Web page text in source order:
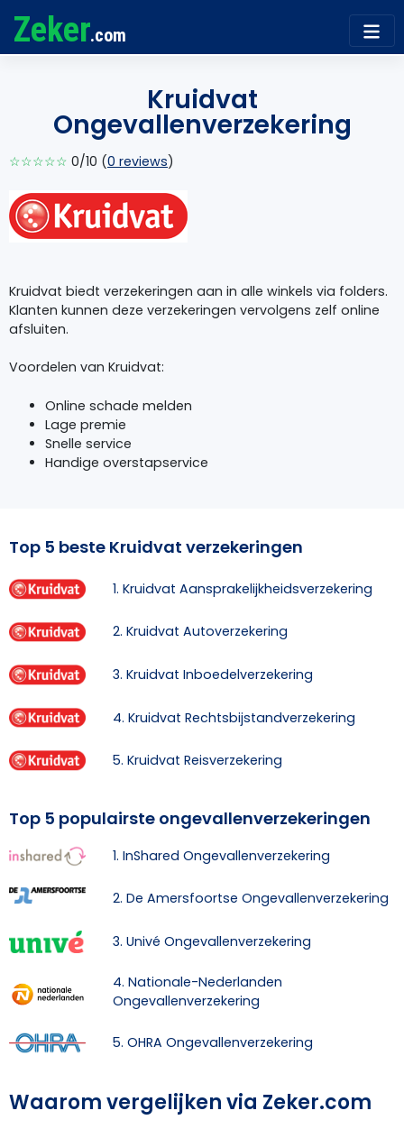
Zeker.com
Kruidvat
Ongevallenverzekering
☆☆☆☆☆ 0/10 (0 reviews)
Kruidvat biedt verzekeringen aan in alle winkels via folders.
Klanten kunnen deze verzekeringen vervolgens zelf online
afsluiten.
Voordelen van Kruidvat:
Online schade melden
Lage premie
Snelle service
Handige overstapservice
Top 5 beste Kruidvat verzekeringen
1. Kruidvat Aansprakelijkheidsverzekering
2. Kruidvat Autoverzekering
3. Kruidvat Inboedelverzekering
4. Kruidvat Rechtsbijstandverzekering
5. Kruidvat Reisverzekering
Top 5 populairste ongevallenverzekeringen
1. InShared Ongevallenverzekering
2. De Amersfoortse Ongevallenverzekering
3. Univé Ongevallenverzekering
4. Nationale-Nederlanden
Ongevallenverzekering
5. OHRA Ongevallenverzekering
Waarom vergelijken via Zeker.com